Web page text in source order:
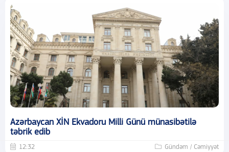
Azərbaycan XİN Ekvadoru Milli Günü münasibətilə
təbrik edib
12:32 Gündəm / Cəmiyyət